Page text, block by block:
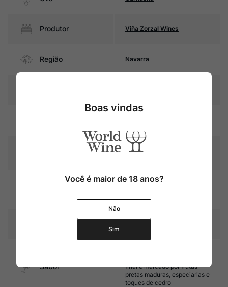
Produtor Viña Zorzal Wines
Região Navarra
Graduação Alcóoli
14%
9 meses em barricas de
em foudres de 4500 litros
Sabor
final é marcado por frutas
pretas maduras, especiarias e
toques de cedro
Boas vindas
Você é maior de 18 anos?
Não
Sim